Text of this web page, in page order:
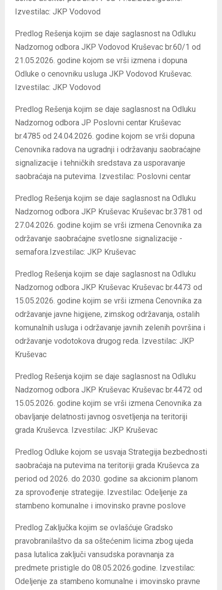
Izvestilac: JKP Vodovod
Predlog Rešenja kojim se daje saglasnost na Odluku
Nadzornog odbora JKP Vodovod Kruševac br.60/1 od
21.05.2026. godine kojom se vrši izmena i dopuna
Odluke o cenovniku usluga JKP Vodovod Kruševac.
Izvestilac: JKP Vodovod
Predlog Rešenja kojim se daje saglasnost na Odluku
Nadzornog odbora JP Poslovni centar Kruševac
br.4785 od 24.04.2026. godine kojom se vrši dopuna
Cenovnika radova na ugradnji i održavanju saobraćajne
signalizacije i tehničkih sredstava za usporavanje
saobraćaja na putevima. Izvestilac: Poslovni centar
Predlog Rešenja kojim se daje saglasnost na Odluku
Nadzornog odbora JKP Kruševac Kruševac br.3781 od
27.04.2026. godine kojim se vrši izmena Cenovnika za
održavanje saobraćajne svetlosne signalizacije -
semafora.Izvestilac: JKP Kruševac
Predlog Rešenja kojim se daje saglasnost na Odluku
Nadzornog odbora JKP Kruševac Kruševac br.4473 od
15.05.2026. godine kojim se vrši izmena Cenovnika za
održavanje javne higijene, zimskog održavanja, ostalih
komunalnih usluga i održavanje javnih zelenih površina i
održavanje vodotokova drugog reda. Izvestilac: JKP
Kruševac
Predlog Rešenja kojim se daje saglasnost na Odluku
Nadzornog odbora JKP Kruševac Kruševac br.4472 od
15.05.2026. godine kojim se vrši izmena Cenovnika za
obavljanje delatnosti javnog osvetljenja na teritoriji
grada Kruševca. Izvestilac: JKP Kruševac
Predlog Odluke kojom se usvaja Strategija bezbednosti
saobraćaja na putevima na teritoriji grada Kruševca za
period od 2026. do 2030. godine sa akcionim planom
za sprovođenje strategije. Izvestilac: Odeljenje za
stambeno komunalne i imovinsko pravne poslove
Predlog Zaključka kojim se ovlašćuje Gradsko
pravobranilaštvo da sa oštećenim licima zbog ujeda
pasa lutalica zaključi vansudska poravnanja za
predmete pristigle do 08.05.2026.godine. Izvestilac:
Odeljenje za stambeno komunalne i imovinsko pravne